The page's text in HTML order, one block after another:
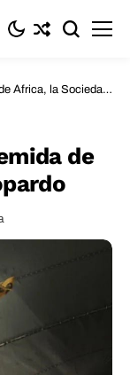
África, la Sociedad
de